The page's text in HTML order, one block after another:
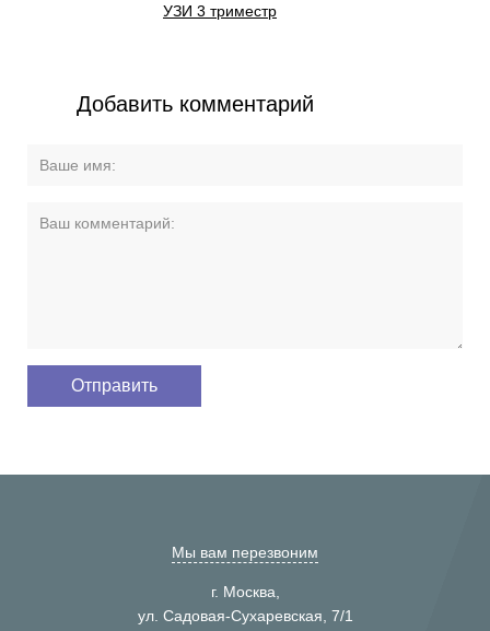
УЗИ 3 триместр
Добавить комментарий
Мы вам перезвоним
г. Москва,
ул. Садовая-Сухаревская, 7/1